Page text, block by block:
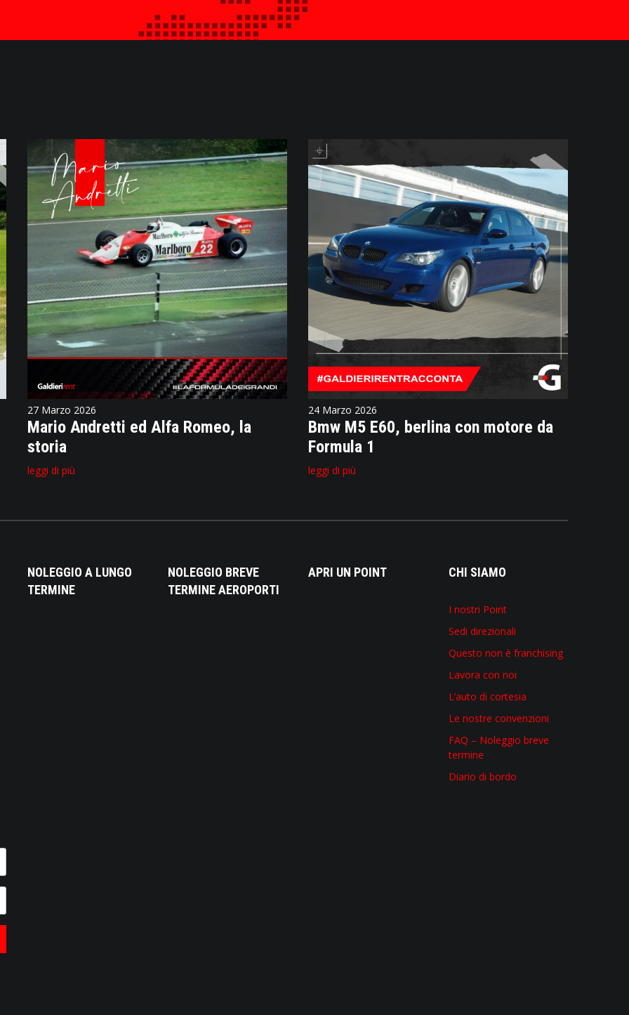
27 Marzo 2026
Mario Andretti ed Alfa Romeo, la
storia
leggi di più
24 Marzo 2026
Bmw M5 E60, berlina con motore da
Formula 1
leggi di più
NOLEGGIO A LUNGO
TERMINE
NOLEGGIO BREVE
TERMINE AEROPORTI
APRI UN POINT CHI SIAMO
I nostri Point
Sedi direzionali
Questo non è franchising
Lavora con noi
L’auto di cortesia
Le nostre convenzioni
FAQ – Noleggio breve
termine
Diario di bordo